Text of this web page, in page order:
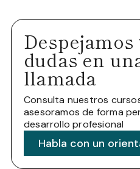
dudas en
llamada
Consulta nuestros
asesoramos de forma
desarrollo profesional
Habla con un